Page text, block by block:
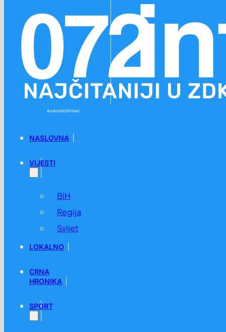
AndroidiOSViber
NASLOVNA
VIJESTI
BiH
Regija
Svijet
LOKALNO
CRNA
HRONIKA
SPORT